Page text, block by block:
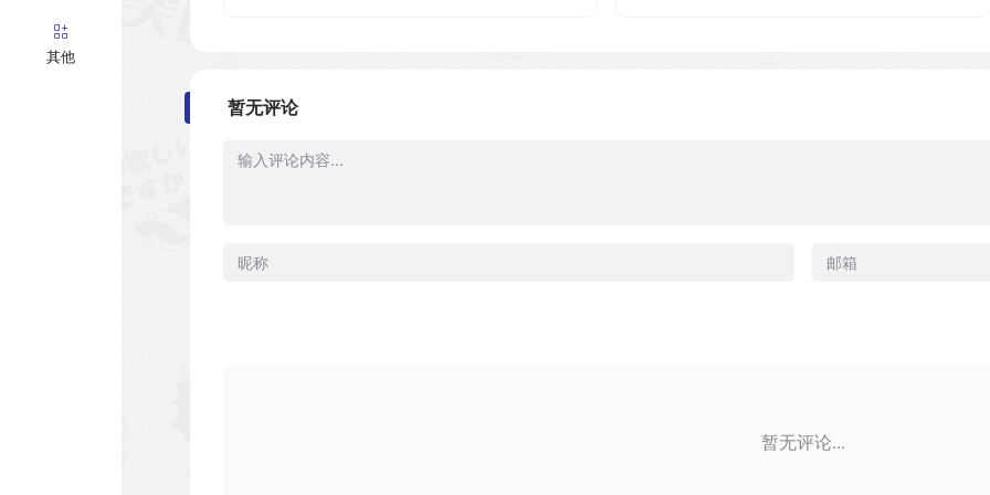
其他
暂无评论
暂无评论...